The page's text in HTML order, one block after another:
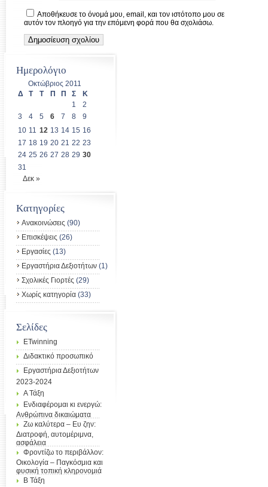
Αποθήκευσε το όνομά μου, email, και τον ιστότοπο μου σε
αυτόν τον πλοηγό για την επόμενη φορά που θα σχολιάσω.
Ημερολόγιο
Οκτώβριος 2011
Δ
Τ Τ Π Π Σ
Κ
1
2
3
4 5 6 7 8
9
10 11 12 13 14 15 16
17 18 19 20 21 22 23
24 25 26 27 28 29 30
31
Δεκ »
Kατηγορίες
Ανακοινώσεις (90)
Επισκέψεις (26)
Εργασίες (13)
Εργαστήρια Δεξιοτήτων (1)
Σχολικές Γιορτές (29)
Χωρίς κατηγορία (33)
Σελίδες
ETwinning
Διδακτικό προσωπικό
Εργαστήρια Δεξιοτήτων
2023-2024
Α Τάξη
Ενδιαφέρομαι κι ενεργώ:
Ανθρώπινα δικαιώματα
Ζω καλύτερα – Ευ ζην:
Διατροφή, αυτομέριμνα,
ασφάλεια
Φροντίζω το περιβάλλον:
Οικολογία – Παγκόσμια και
φυσική τοπική κληρονομιά
Β Τάξη